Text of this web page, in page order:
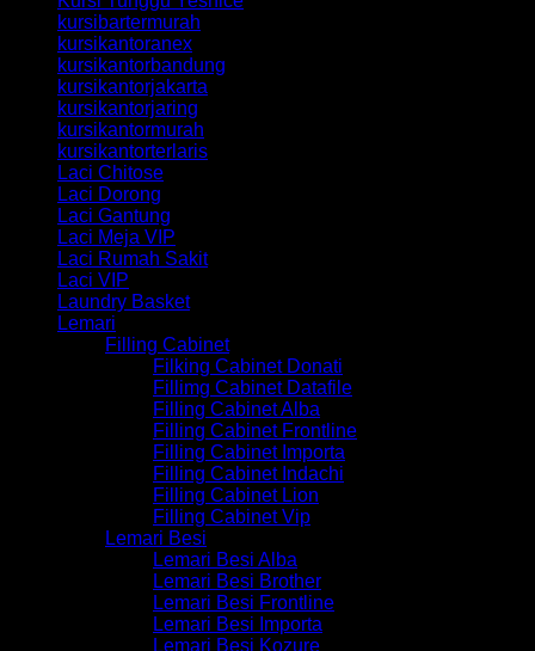
kursibartermurah
kursikantoranex
kursikantorbandung
kursikantorjakarta
kursikantorjaring
kursikantormurah
kursikantorterlaris
Laci Chitose
Laci Dorong
Laci Gantung
Laci Meja VIP
Laci Rumah Sakit
Laci VIP
Laundry Basket
Lemari
Filling Cabinet
Filking Cabinet Donati
Fillimg Cabinet Datafile
Filling Cabinet Alba
Filling Cabinet Frontline
Filling Cabinet Importa
Filling Cabinet Indachi
Filling Cabinet Lion
Filling Cabinet Vip
Lemari Besi
Lemari Besi Alba
Lemari Besi Brother
Lemari Besi Frontline
Lemari Besi Importa
Lemari Besi Kozure